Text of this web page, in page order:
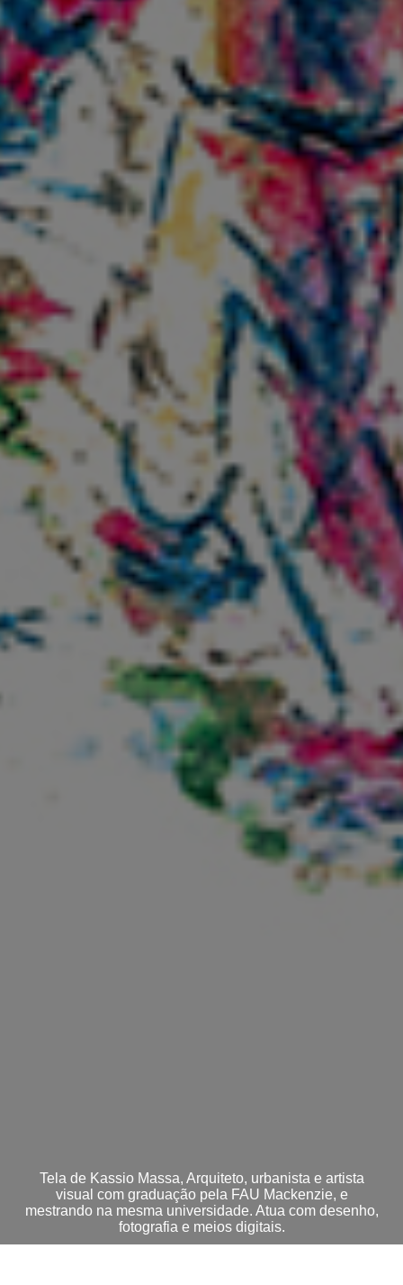
Tela de Kassio Massa, Arquiteto, urbanista e artista
visual com graduação pela FAU Mackenzie, e
mestrando na mesma universidade. Atua com desenho,
fotografia e meios digitais.